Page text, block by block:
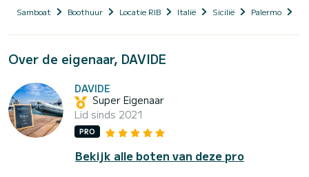
Samboat Boothuur Locatie RIB Italië Sicilië Palermo
Over de eigenaar, DAVIDE
DAVIDE
Super Eigenaar
Lid sinds 2021
PRO
Bekijk alle boten van deze pro